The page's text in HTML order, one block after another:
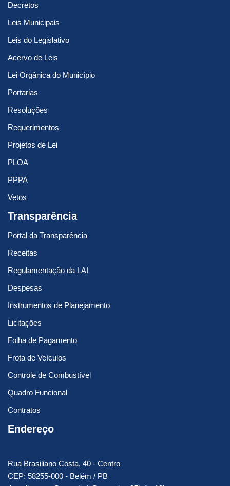
Decretos
Leis Municipais
Leis do Legislativo
Acervo de Leis
Lei Orgânica do Município
Portarias
Resoluções
Requerimentos
Projetos de Lei
PLOA
PPPA
Vetos
Transparência
Portal da Transparência
Receitas
Regulamentação da LAI
Despesas
Instrumentos de Planejamento
Licitações
Folha de Pagamento
Frota de Veículos
Controle de Combustível
Quadro Funcional
Contratos
Endereço
Rua Brasiliano Costa, 40 - Centro
CEP: 58255-000 - Belém / PB